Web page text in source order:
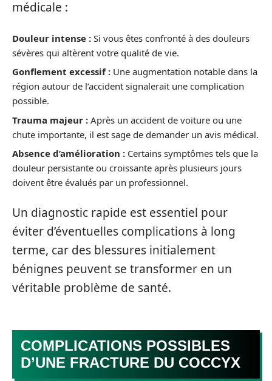
médicale :
Douleur intense : Si vous êtes confronté à des douleurs
sévères qui altèrent votre qualité de vie.
Gonflement excessif : Une augmentation notable dans la
région autour de l’accident signalerait une complication
possible.
Trauma majeur : Après un accident de voiture ou une
chute importante, il est sage de demander un avis médical.
Absence d’amélioration : Certains symptômes tels que la
douleur persistante ou croissante après plusieurs jours
doivent être évalués par un professionnel.
Un diagnostic rapide est essentiel pour
éviter d’éventuelles complications à long
terme, car des blessures initialement
bénignes peuvent se transformer en un
véritable problème de santé.
COMPLICATIONS POSSIBLES
D’UNE FRACTURE DU COCCYX